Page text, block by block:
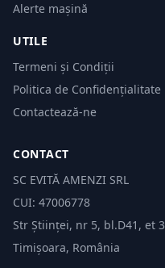
Alerte mașină
UTILE
Termeni și Condiții
Politica de Confidențialitate
Contactează-ne
CONTACT
SC EVITĂ AMENZI SRL
CUI: 47006778
Str Științei, nr 5, bl.D41, et 3
Timișoara, România